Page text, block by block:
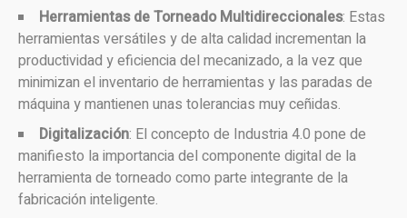
Herramientas de Torneado Multidireccionales: Estas
herramientas versátiles y de alta calidad incrementan la
productividad y eficiencia del mecanizado, a la vez que
minimizan el inventario de herramientas y las paradas de
máquina y mantienen unas tolerancias muy ceñidas.
Digitalización: El concepto de Industria 4.0 pone de
manifiesto la importancia del componente digital de la
herramienta de torneado como parte integrante de la
fabricación inteligente.